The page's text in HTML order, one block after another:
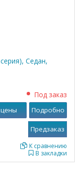
Седан,
Под заказ
В закладки
К сравнению
Подробно